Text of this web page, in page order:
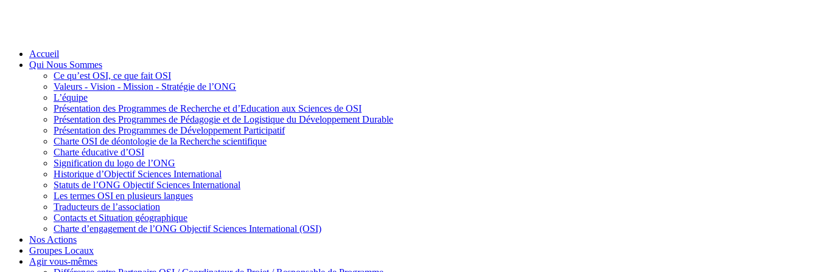
Accueil
Qui Nous Sommes
Ce qu’est OSI, ce que fait OSI
Valeurs - Vision - Mission - Stratégie de l’ONG
L’équipe
Présentation des Programmes de Recherche et d’Education aux Sciences de OSI
Présentation des Programmes de Pédagogie et de Logistique du Développement Durable
Présentation des Programmes de Développement Participatif
Charte OSI de déontologie de la Recherche scientifique
Charte éducative d’OSI
Signification du logo de l’ONG
Historique d’Objectif Sciences International
Statuts de l’ONG Objectif Sciences International
Les termes OSI en plusieurs langues
Traducteurs de l’association
Contacts et Situation géographique
Charte d’engagement de l’ONG Objectif Sciences International (OSI)
Nos Actions
Groupes Locaux
Agir vous-mêmes